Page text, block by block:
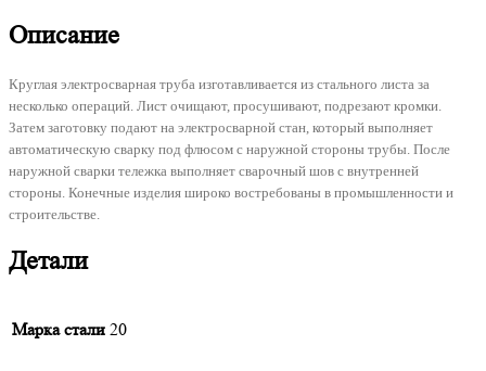
Описание
Круглая электросварная труба изготавливается из стального листа за
несколько операций. Лист очищают, просушивают, подрезают кромки.
Затем заготовку подают на электросварной стан, который выполняет
автоматическую сварку под флюсом с наружной стороны трубы. После
наружной сварки тележка выполняет сварочный шов с внутренней
стороны. Конечные изделия широко востребованы в промышленности и
строительстве.
Детали
Марка стали 20